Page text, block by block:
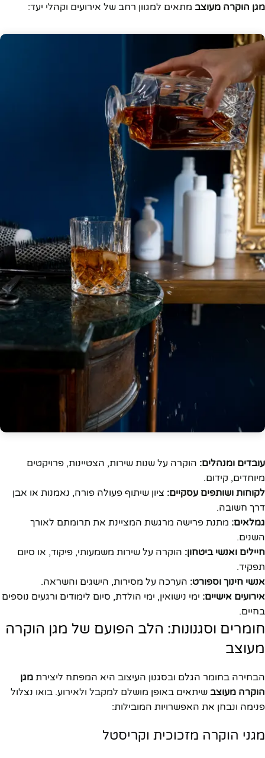
מגן הוקרה מעוצב מתאים למגוון רחב של אירועים וקהלי יעד:
עובדים ומנהלים: הוקרה על שנות שירות, הצטיינות, פרויקטים
מיוחדים, קידום.
לקוחות ושותפים עסקיים: ציון שיתוף פעולה פורה, נאמנות או אבן
דרך חשובה.
גמלאים: מתנת פרישה מרגשת המציינת את תרומתם לאורך
השנים.
חיילים ואנשי ביטחון: הוקרה על שירות משמעותי, פיקוד, או סיום
תפקיד.
אנשי חינוך וספורט: הערכה על מסירות, הישגים והשראה.
אירועים אישיים: ימי נישואין, ימי הולדת, סיום לימודים ורגעים נוספים
בחיים.
חומרים וסגנונות: הלב הפועם של מגן הוקרה
מעוצב
הבחירה בחומר הגלם ובסגנון העיצוב היא המפתח ליצירת מגן
הוקרה מעוצב שיתאים באופן מושלם למקבל ולאירוע. בואו נצלול
פנימה ונבחן את האפשרויות המובילות:
מגני הוקרה מזכוכית וקריסטל